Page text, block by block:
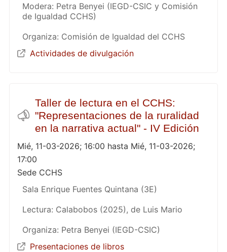
Modera: Petra Benyei (IEGD-CSIC y Comisión
de Igualdad CCHS)
Organiza: Comisión de Igualdad del CCHS
Actividades de divulgación
Taller de lectura en el CCHS:
"Representaciones de la ruralidad
en la narrativa actual" - IV Edición
Mié, 11-03-2026; 16:00 hasta Mié, 11-03-2026;
17:00
Sede CCHS
Sala Enrique Fuentes Quintana (3E)
Lectura: Calabobos (2025), de Luis Mario
Organiza: Petra Benyei (IEGD-CSIC)
Presentaciones de libros